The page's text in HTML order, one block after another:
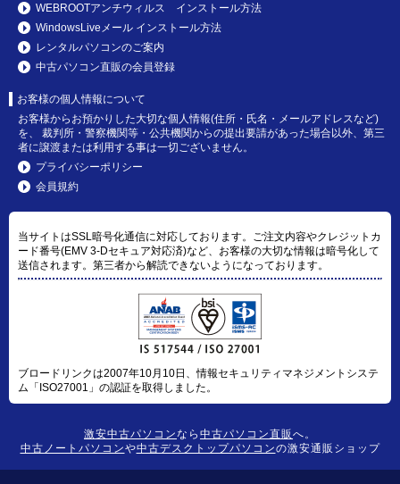
WEBROOTアンチウィルス インストール方法
WindowsLiveメール インストール方法
レンタルパソコンのご案内
中古パソコン直販の会員登録
お客様の個人情報について
お客様からお預かりした大切な個人情報(住所・氏名・メールアドレスなど)
を、 裁判所・警察機関等・公共機関からの提出要請があった場合以外、第三
者に譲渡または利用する事は一切ございません。
プライバシーポリシー
会員規約
当サイトはSSL暗号化通信に対応しております。ご注文内容やクレジットカ
ード番号(EMV 3-Dセキュア対応済)など、お客様の大切な情報は暗号化して
送信されます。第三者から解読できないようになっております。
ブロードリンクは2007年10月10日、情報セキュリティマネジメントシステ
ム「ISO27001」の認証を取得しました。
激安中古パソコンなら 中古パソコン直販へ。
中古ノートパソコンや中古デスクトップパソコンの激安通販ショップ